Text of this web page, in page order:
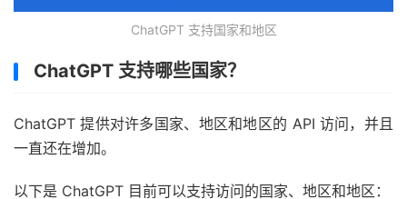
ChatGPT 支持国家和地区
ChatGPT 支持哪些国家？
ChatGPT 提供对许多国家、地区和地区的 API 访问，并且
一直还在增加。
以下是 ChatGPT 目前可以支持访问的国家、地区和地区：